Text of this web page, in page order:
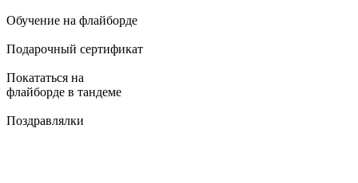
Обучение на флайборде
Подарочный сертификат
Покататься на
флайборде в тандеме
Поздравлялки